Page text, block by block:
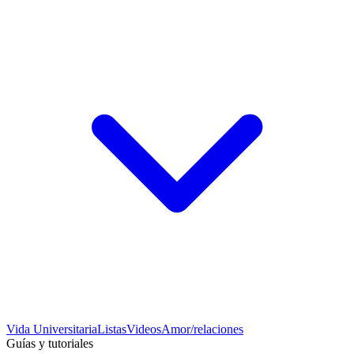
Vida UniversitariaListasVideosAmor/relaciones
Guías y tutoriales